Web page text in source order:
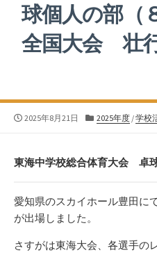
球個人の部（
全国大会 壮
公
2025年8月21日
カ
リ
ー
2025年度/学校
東海中学校総合体育大会 卓
愛知県のスカイホール豊田に
が出場しました。
さすがは東海大会、各選手の